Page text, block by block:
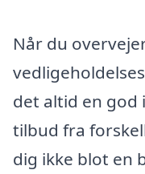
Når du
det altid en god
tilbud fra
dig ikke blot en